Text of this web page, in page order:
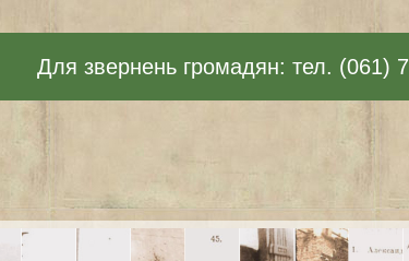
Для звернень громадян: тел. (061)